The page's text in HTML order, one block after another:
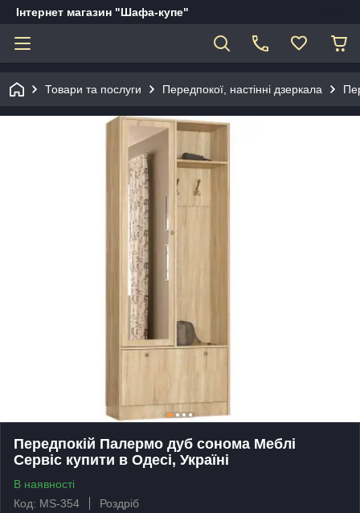
Інтернет магазин "Шафа-купе"
Товари та послуги Передпокої, настінні дзеркала
Передпокій Палермо дуб сонома Меблі
Сервіс купити в Одесі, Україні
В наявності
Код: MS-354
Роздріб